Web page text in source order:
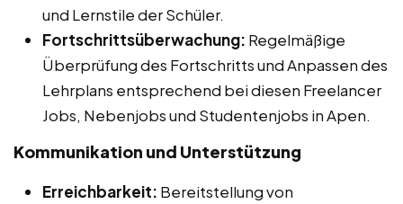
und Lernstile der Schüler.
Fortschrittsüberwachung: Regelmäßige
Überprüfung des Fortschritts und Anpassen des
Lehrplans entsprechend bei diesen Freelancer
Jobs, Nebenjobs und Studentenjobs in Apen.
Kommunikation und Unterstützung
Erreichbarkeit: Bereitstellung von